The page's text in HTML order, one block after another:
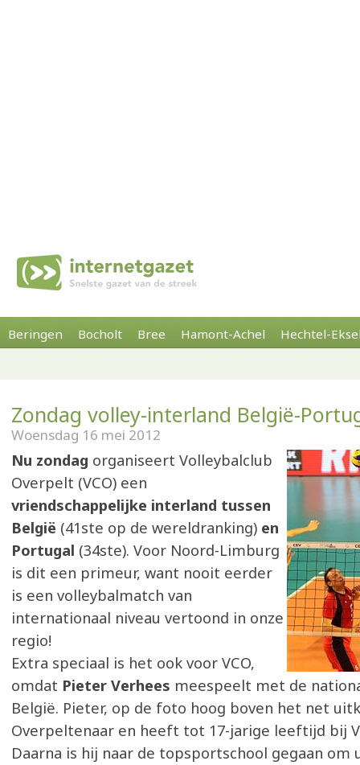
Beringen Bocholt Bree Hamont-Achel Hechtel-
Zondag volley-interland België-
Woensdag 16 mei 2012
Nu zondag organiseert Volleybalclub
Overpelt (VCO) een
vriendschappelijke interland tussen
België (41ste op de wereldranking) en
Portugal (34ste). Voor Noord-Limburg
is dit een primeur, want nooit eerder
is een volleybalmatch van
internationaal niveau vertoond in onze
regio!
Extra speciaal is het ook voor VCO,
omdat Pieter Verhees meespeelt met de
België. Pieter, op de foto hoog boven het net
Overpeltenaar en heeft tot 17-jarige leeftijd bij
Daarna is hij naar de topsportschool gegaan